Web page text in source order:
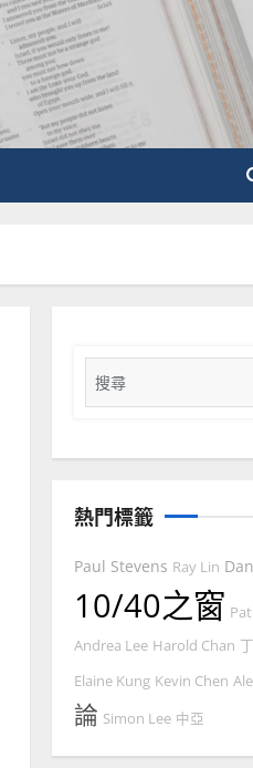
Search
for:
熱門標籤
Paul Stevens Ray Lin
10/40之窗
Andrea Lee Harold Chan
Elaine Kung Kevin Chen
論 Simon Lee 中亞
向
｜黃
普世
差
陽
普世
德
教會
如
會？
福